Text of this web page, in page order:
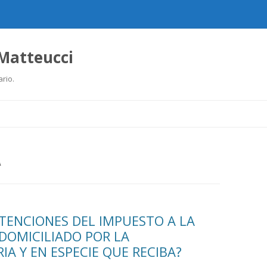
DEL IMPUESTO A LA
POR LA
Y EN ESPECIE QUE RECIBA?